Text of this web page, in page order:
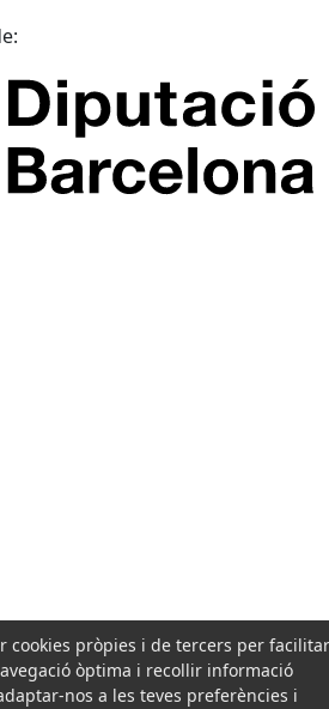
cookies pròpies i de tercers per
òptima i recollir informació
nos a les teves preferències i